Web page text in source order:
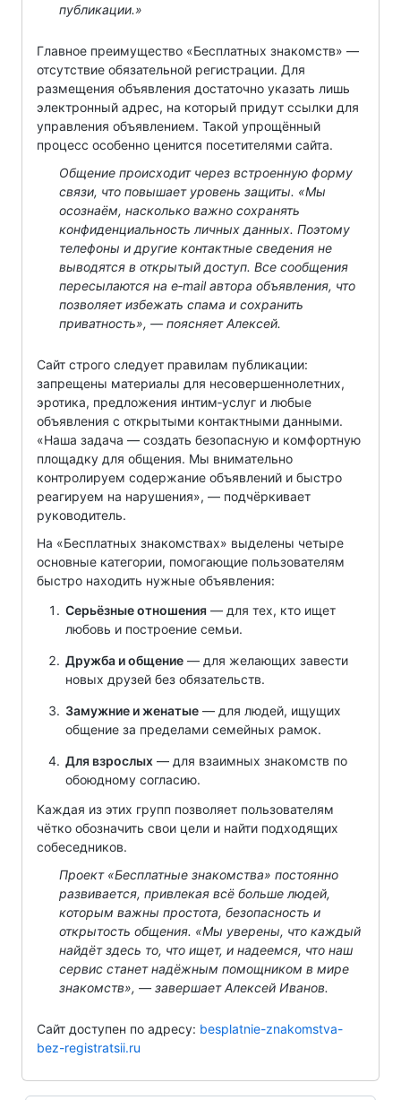
публикации.»
Главное преимущество «Бесплатных знакомств» —
отсутствие обязательной регистрации. Для
размещения объявления достаточно указать лишь
электронный адрес, на который придут ссылки для
управления объявлением. Такой упрощённый
процесс особенно ценится посетителями сайта.
Общение происходит через встроенную форму
связи, что повышает уровень защиты. «Мы
осознаём, насколько важно сохранять
конфиденциальность личных данных. Поэтому
телефоны и другие контактные сведения не
выводятся в открытый доступ. Все сообщения
пересылаются на e‑mail автора объявления, что
позволяет избежать спама и сохранить
приватность», — поясняет Алексей.
Сайт строго следует правилам публикации:
запрещены материалы для несовершеннолетних,
эротика, предложения интим‑услуг и любые
объявления с открытыми контактными данными.
«Наша задача — создать безопасную и комфортную
площадку для общения. Мы внимательно
контролируем содержание объявлений и быстро
реагируем на нарушения», — подчёркивает
руководитель.
На «Бесплатных знакомствах» выделены четыре
основные категории, помогающие пользователям
быстро находить нужные объявления:
Серьёзные отношения — для тех, кто ищет
любовь и построение семьи.
Дружба и общение — для желающих завести
новых друзей без обязательств.
Замужние и женатые — для людей, ищущих
общение за пределами семейных рамок.
Для взрослых — для взаимных знакомств по
обоюдному согласию.
Каждая из этих групп позволяет пользователям
чётко обозначить свои цели и найти подходящих
собеседников.
Проект «Бесплатные знакомства» постоянно
развивается, привлекая всё больше людей,
которым важны простота, безопасность и
открытость общения. «Мы уверены, что каждый
найдёт здесь то, что ищет, и надеемся, что наш
сервис станет надёжным помощником в мире
знакомств», — завершает Алексей Иванов.
Сайт доступен по адресу: besplatnie-znakomstva-
bez-registratsii.ru